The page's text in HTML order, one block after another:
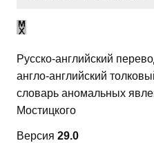
Русско-английский
англо-английский
словарь аномальных
Мостицкого
Версия 29.0